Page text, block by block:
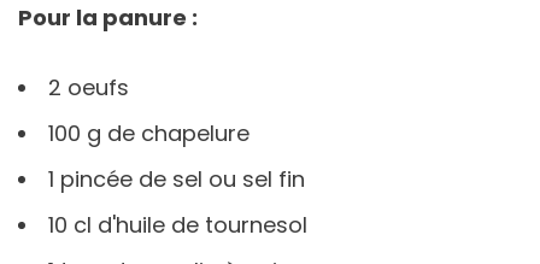
Pour la panure :
2 oeufs
100 g de chapelure
1 pincée de sel ou sel fin
10 cl d'huile de tournesol